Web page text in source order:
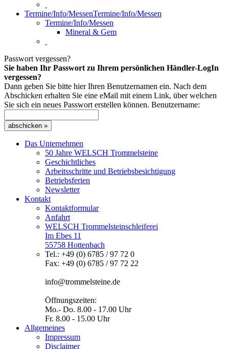
Termine/Info/MessenTermine/Info/Messen
Termine/Info/Messen
Mineral & Gem
Passwort vergessen?
Sie haben Ihr Passwort zu Ihrem persönlichen Händler-LogIn
vergessen?
Dann geben Sie bitte hier Ihren Benutzernamen ein. Nach dem
Abschicken erhalten Sie eine eMail mit einem Link, über welchen
Sie sich ein neues Passwort erstellen können. Benutzername:
abschicken »
Das Unternehmen
50 Jahre WELSCH Trommelsteine
Geschichtliches
Arbeitsschritte und Betriebsbesichtigung
Betriebsferien
Newsletter
Kontakt
Kontaktformular
Anfahrt
WELSCH Trommelsteinschleiferei
Im Ebes 11
55758 Hottenbach
Tel.: +49 (0) 6785 / 97 72 0
Fax: +49 (0) 6785 / 97 72 22
info@trommelsteine.de
Öffnungszeiten:
Mo.- Do. 8.00 - 17.00 Uhr
Fr. 8.00 - 15.00 Uhr
Allgemeines
Impressum
Disclaimer